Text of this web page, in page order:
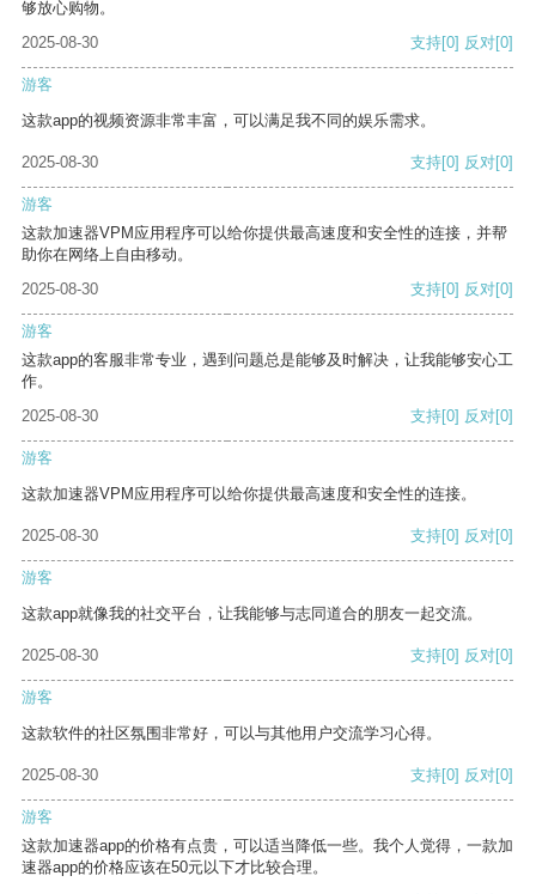
够放心购物。
2025-08-30
支持[0] 反对[0]
游客
这款app的视频资源非常丰富，可以满足我不同的娱乐需求。
2025-08-30 支持[0] 反对[0]
游客
这款加速器VPM应用程序可以给你提供最高速度和安全性的连接，并帮
助你在网络上自由移动。
2025-08-30
支持[0] 反对[0]
游客
这款app的客服非常专业，遇到问题总是能够及时解决，让我能够安心工
作。
2025-08-30
支持[0] 反对[0]
游客
这款加速器VPM应用程序可以给你提供最高速度和安全性的连接。
2025-08-30 支持[0] 反对[0]
游客
这款app就像我的社交平台，让我能够与志同道合的朋友一起交流。
2025-08-30 支持[0] 反对[0]
游客
这款软件的社区氛围非常好，可以与其他用户交流学习心得。
2025-08-30 支持[0] 反对[0]
游客
这款加速器app的价格有点贵，可以适当降低一些。我个人觉得，一款加
速器app的价格应该在50元以下才比较合理。